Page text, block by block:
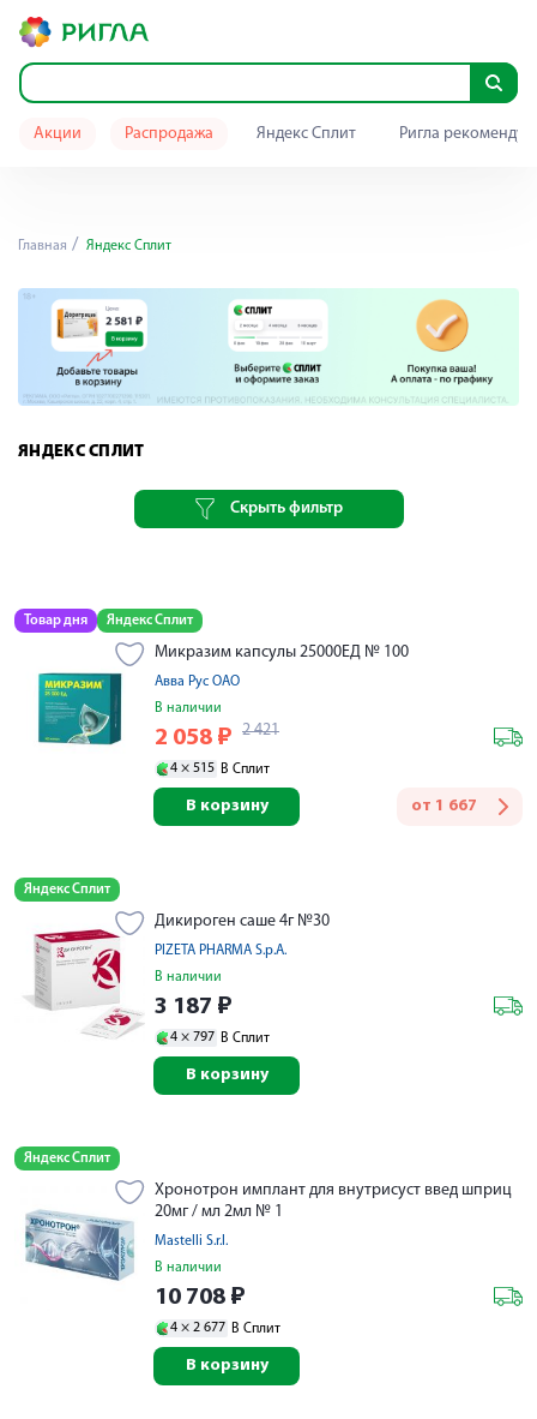
Акции Распродажа Яндекс Сплит Ригла
Главная Яндекс Сплит
ЯНДЕКС СПЛИТ
Скрыть фильтр
Товар дня Яндекс Сплит
Микразим капсулы 25000ЕД № 100
Авва Рус ОАО
В наличии
2 058 ₽ 2 421
4 × 515 В Сплит
от 1 667
В корзину
Яндекс Сплит
Дикироген саше 4г №30
PIZETA PHARMA S.p.A.
В наличии
3 187 ₽
4 × 797 В Сплит
В корзину
Яндекс Сплит
Хронотрон имплант для внутрисуст введ шприц
20мг / мл 2мл № 1
Mastelli S.r.l.
В наличии
10 708 ₽
4 × 2 677 В Сплит
В корзину